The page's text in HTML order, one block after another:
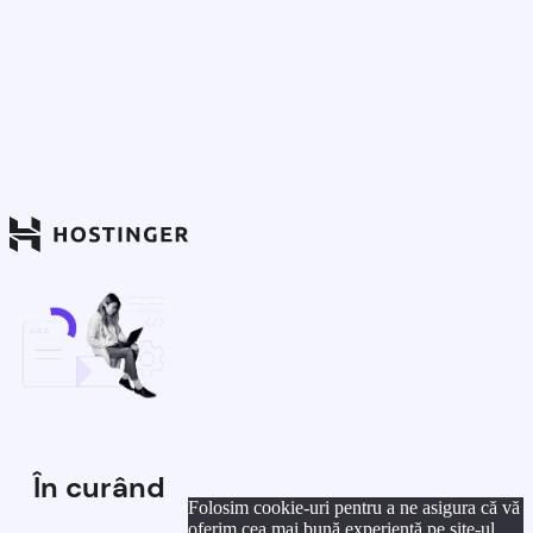
În curând
Folosim cookie-uri pentru a ne asigura că vă
oferim cea mai bună experiență pe site-ul